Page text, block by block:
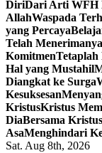
DiriDari Arti WFH
AllahWaspada
yang Percaya
Telah Menerimanya
KomitmenTetaplah
Hal yang Mustahil
Diangkat ke Surga
Kesuksesan
KristusKristus
DiaBersama
AsaMenghindari
Sat. Aug 8th, 2026